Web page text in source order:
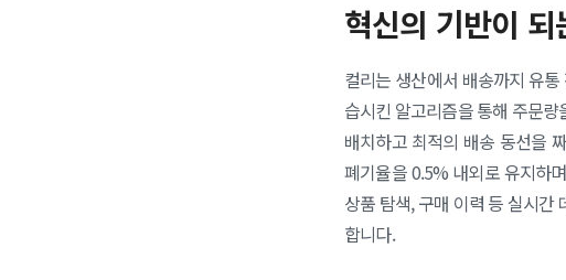
혁신의 기반이
컬리는 생산에서 배송까지 유
습시킨 알고리즘을 통해 주문
배치하고 최적의 배송 동선을
폐기율을 0.5% 내외로 유지하
상품 탐색, 구매 이력 등 실시간
합니다.